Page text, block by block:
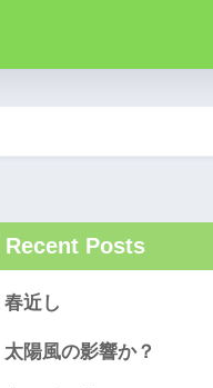
Recent Posts
春近し
太陽風の影響か？